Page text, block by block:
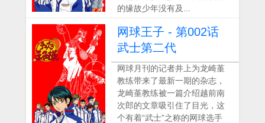
的缘故少年没有及...
网球王子 - 第002话
武士第二代
网球月刊的记者井上为龙崎堇
教练带来了最新一期的杂志，
龙崎堇教练被一篇介绍越前南
次郎的文章吸引住了目光，这
个有着“武士”之称的网球选手